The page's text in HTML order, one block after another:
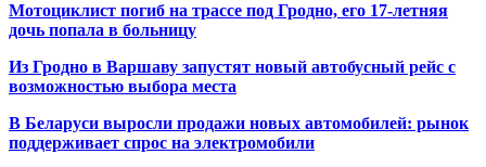
Мотоциклист погиб на трассе под Гродно, его 17-летняя
дочь попала в больницу
Из Гродно в Варшаву запустят новый автобусный рейс с
возможностью выбора места
В Беларуси выросли продажи новых автомобилей: рынок
поддерживает спрос на электромобили